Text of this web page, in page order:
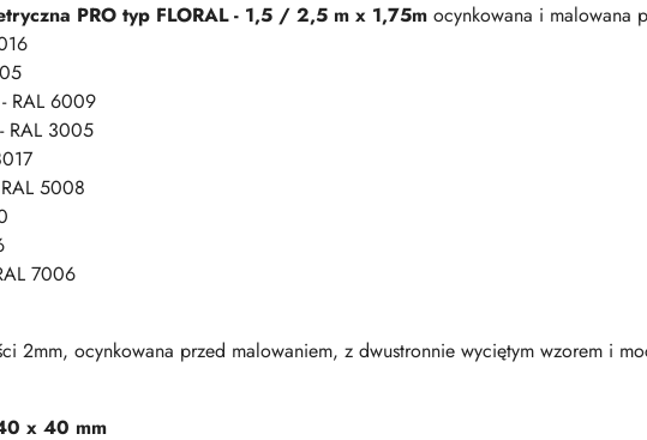
PRO typ FLORAL - 1,5 / 2,5 m x 1,75m ocynkowana i malowana
RAL 6009
RAL 3005
5008
7006
2mm, ocynkowana przed malowaniem, z dwustronnie wyciętym wzorem i
x 40 mm